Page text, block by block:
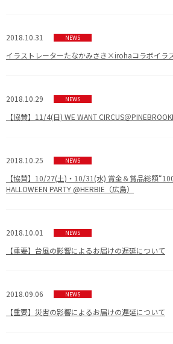
2018.10.31 NEWS
イラストレーターたなかみさき×irohaコラボイラ
2018.10.29 NEWS
【協賛】11/4(日) WE WANT CIRCUS＠
2018.10.25 NEWS
【協賛】10/27(土)・10/31(水) 賞金＆賞品総額
HALLOWEEN PARTY @HERBIE（広島）
2018.10.01 NEWS
【重要】台風の影響によるお届けの遅延について
2018.09.06 NEWS
【重要】災害の影響によるお届けの遅延について